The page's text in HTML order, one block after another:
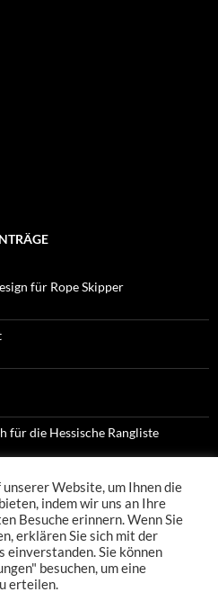
für Rope Skipper
für die Hessische Rangliste
Meisterschaften
Website, um Ihnen die
indem wir uns an Ihre
Besuche erinnern. Wenn Sie
erklären Sie sich mit der
einverstanden. Sie können
besuchen, um eine
erteilen.